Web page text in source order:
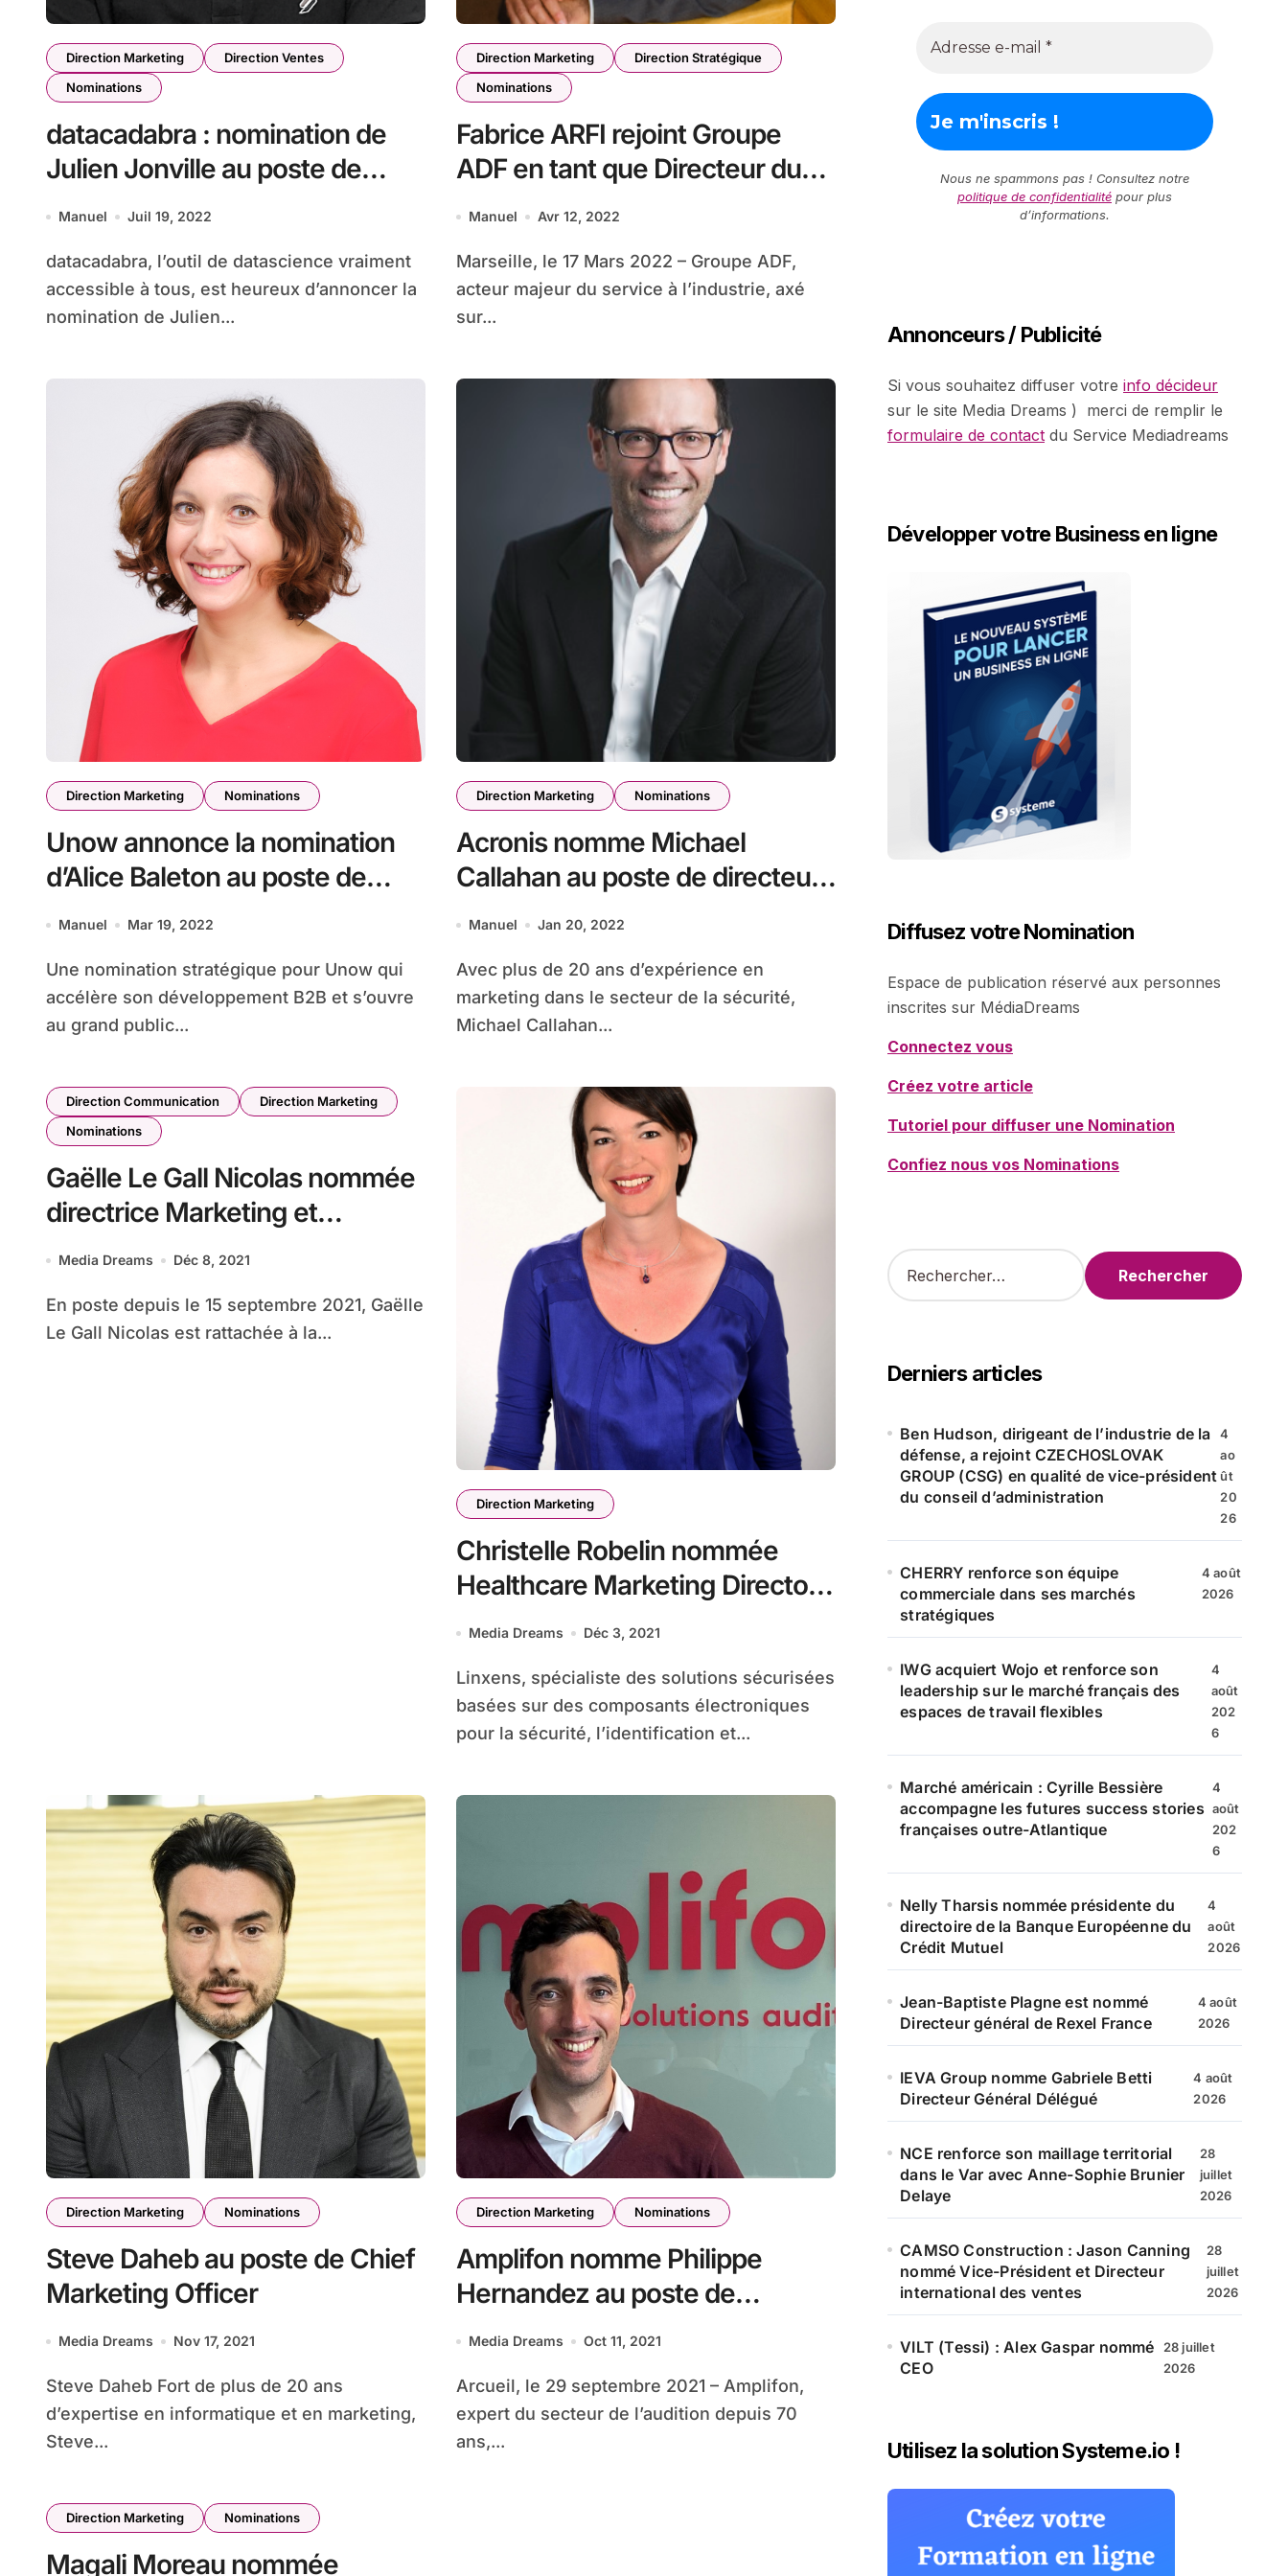
Direction Marketing
Direction Ventes
Nominations
datacadabra : nomination de
Julien Jonville au poste de
directeur marketing et
Manuel Juil 19, 2022
datacadabra, l’outil de datascience vraiment
accessible à tous, est heureux d’annoncer la
nomination de Julien...
Direction Marketing
Direction Stratégique
Nominations
Fabrice ARFI rejoint Groupe
ADF en tant que Directeur du
Marketing & des Ventes
Manuel Avr 12, 2022
Marseille, le 17 Mars 2022 – Groupe ADF,
acteur majeur du service à l’industrie, axé
sur...
Direction Marketing Nominations
Unow annonce la nomination
d’Alice Baleton au poste de
Directrice Marketing
Manuel Mar 19, 2022
Une nomination stratégique pour Unow qui
accélère son développement B2B et s’ouvre
au grand public...
Direction Marketing Nominations
Acronis nomme Michael
Callahan au poste de directeur
marketing (CMO)
Manuel Jan 20, 2022
Avec plus de 20 ans d’expérience en
marketing dans le secteur de la sécurité,
Michael Callahan...
Direction Communication
Direction Marketing
Nominations
Gaëlle Le Gall Nicolas nommée
directrice Marketing et
Communication de SKEMA
Media Dreams Déc 8, 2021
En poste depuis le 15 septembre 2021, Gaëlle
Le Gall Nicolas est rattachée à la...
Direction Marketing
Christelle Robelin nommée
Healthcare Marketing Director
de Linxens
Media Dreams Déc 3, 2021
Linxens, spécialiste des solutions sécurisées
basées sur des composants électroniques
pour la sécurité, l’identification et...
Direction Marketing Nominations
Steve Daheb au poste de Chief
Marketing Officer
Media Dreams Nov 17, 2021
Steve Daheb Fort de plus de 20 ans
d’expertise en informatique et en marketing,
Steve...
Direction Marketing Nominations
Amplifon nomme Philippe
Hernandez au poste de
Directeur Marketing France
Media Dreams Oct 11, 2021
Arcueil, le 29 septembre 2021 – Amplifon,
expert du secteur de l’audition depuis 70
ans,...
Direction Marketing Nominations
Magali Moreau nommée
Nous ne spammons pas ! Consultez notre
politique de confidentialité pour plus
d’informations.
Annonceurs / Publicité
Si vous souhaitez diffuser votre info décideur
sur le site Media Dreams ) merci de remplir le
formulaire de contact du Service Mediadreams
Développer votre Business en ligne
Diffusez votre Nomination
Espace de publication réservé aux personnes
inscrites sur MédiaDreams
Connectez vous
Créez votre article
Tutoriel pour diffuser une Nomination
Confiez nous vos Nominations
R
e
r
c
e
Derniers articles
Ben Hudson, dirigeant de l’industrie de la
défense, a rejoint CZECHOSLOVAK
GROUP (CSG) en qualité de vice-président
du conseil d’administration
4
ao
ût
20
26
CHERRY renforce son équipe
commerciale dans ses marchés
stratégiques
4 août
2026
IWG acquiert Wojo et renforce son
leadership sur le marché français des
espaces de travail flexibles
4
août
202
6
Marché américain : Cyrille Bessière
accompagne les futures success stories
françaises outre-Atlantique
4
août
202
6
Nelly Tharsis nommée présidente du
directoire de la Banque Européenne du
Crédit Mutuel
4
août
2026
Jean-Baptiste Plagne est nommé
Directeur général de Rexel France
4 août
2026
IEVA Group nomme Gabriele Betti
Directeur Général Délégué
4 août
2026
NCE renforce son maillage territorial
dans le Var avec Anne-Sophie Brunier
Delaye
28
juillet
2026
CAMSO Construction : Jason Canning
nommé Vice-Président et Directeur
international des ventes
28
juillet
2026
VILT (Tessi) : Alex Gaspar nommé
CEO
28 juillet
2026
Utilisez la solution Systeme.io !